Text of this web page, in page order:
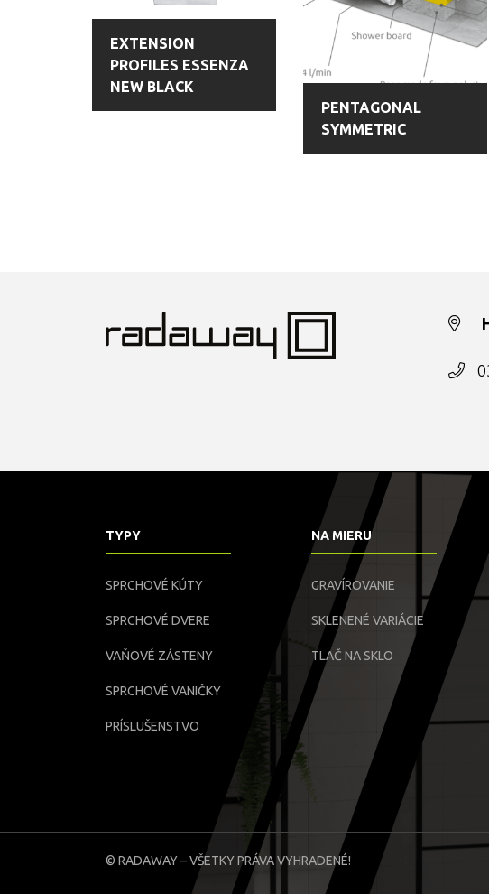
EXTENSION
PROFILES ESSENZA
NEW BLACK
PENTAGONAL
SYMMETRIC
TYPY
SPRCHOVÉ KÚTY
SPRCHOVÉ DVERE
VAŇOVÉ ZÁSTENY
SPRCHOVÉ VANIČKY
PRÍSLUŠENSTVO
NA MIERU
GRAVÍROVANIE
SKLENENÉ VARIÁCIE
TLAČ NA SKLO
© RADAWAY – VŠETKY PRÁVA VYHRADENÉ!